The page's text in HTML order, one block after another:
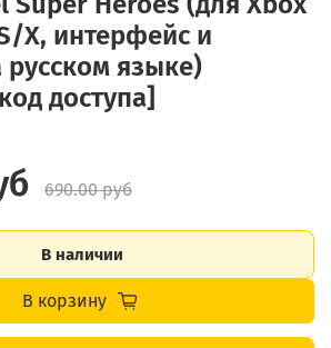
X, интерфейс и
русском языке)
доступа]
690.00 руб
В наличии
В корзину